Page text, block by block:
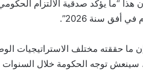
المائة سنة 2020، مسجلا أن هذا “ما يؤكد صدقية
حققته مختلف الاستراتيجيات
سينعش توجه الحكومة خلال السنوات